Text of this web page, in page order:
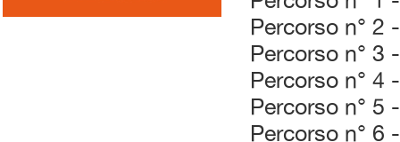
Percorso n° 2
Percorso n° 3
Percorso n° 4
Percorso n° 5
Percorso n° 6